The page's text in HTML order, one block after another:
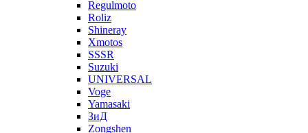
Regulmoto
Roliz
Shineray
Xmotos
SSSR
Suzuki
UNIVERSAL
Voge
Yamasaki
ЗиД
Zongshen